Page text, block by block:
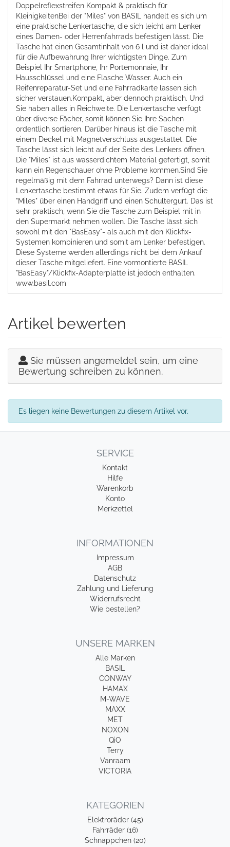
Doppelreflexstreifen Kompakt & praktisch für
KleinigkeitenBei der "Miles" von BASIL handelt es sich um
eine praktische Lenkertasche, die sich leicht am Lenker
eines Damen- oder Herrenfahrrads befestigen lässt. Die
Tasche hat einen Gesamtinhalt von 6 l und ist daher ideal
für die Aufbewahrung Ihrer wichtigsten Dinge. Zum
Beispiel Ihr Smartphone, Ihr Portemonnaie, Ihr
Hausschlüssel und eine Flasche Wasser. Auch ein
Reifenreparatur-Set und eine Fahrradkarte lassen sich
sicher verstauen.Kompakt, aber dennoch praktisch. Und
Sie haben alles in Reichweite. Die Lenkertasche verfügt
über diverse Fächer, somit können Sie Ihre Sachen
ordentlich sortieren. Darüber hinaus ist die Tasche mit
einem Deckel mit Magnetverschluss ausgestattet. Die
Tasche lässt sich leicht auf der Seite des Lenkers öffnen.
Die "Miles" ist aus wasserdichtem Material gefertigt, somit
kann ein Regenschauer ohne Probleme kommen.Sind Sie
regelmäßig mit dem Fahrrad unterwegs? Dann ist diese
Lenkertasche bestimmt etwas für Sie. Zudem verfügt die
"Miles" über einen Handgriff und einen Schultergurt. Das ist
sehr praktisch, wenn Sie die Tasche zum Beispiel mit in
den Supermarkt nehmen wollen. Die Tasche lässt sich
sowohl mit den "BasEasy"- als auch mit den Klickfix-
Systemen kombinieren und somit am Lenker befestigen.
Diese Systeme werden allerdings nicht bei dem Ankauf
dieser Tasche mitgeliefert. Eine vormontierte BASIL
"BasEasy"/Klickfix-Adapterplatte ist jedoch enthalten.
www.basil.com
Artikel bewerten
Sie müssen angemeldet sein, um eine
Bewertung schreiben zu können.
Es liegen keine Bewertungen zu diesem Artikel vor.
SERVICE
Kontakt
Hilfe
Warenkorb
Konto
Merkzettel
INFORMATIONEN
Impressum
AGB
Datenschutz
Zahlung und Lieferung
Widerrufsrecht
Wie bestellen?
UNSERE MARKEN
Alle Marken
BASIL
CONWAY
HAMAX
M-WAVE
MAXX
MET
NOXON
QiO
Terry
Vanraam
VICTORIA
KATEGORIEN
Elektroräder (45)
Fahrräder (16)
Schnäppchen (20)